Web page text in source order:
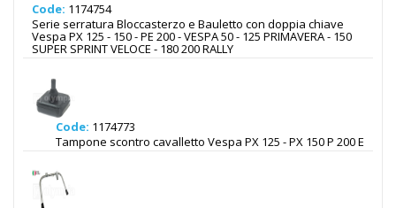
Code: 1174754
Serie serratura Bloccasterzo e Bauletto con doppia chiave
Vespa PX 125 - 150 - PE 200 - VESPA 50 - 125 PRIMAVERA - 150
SUPER SPRINT VELOCE - 180 200 RALLY
Code: 1174773
Tampone scontro cavalletto Vespa PX 125 - PX 150 P 200 E